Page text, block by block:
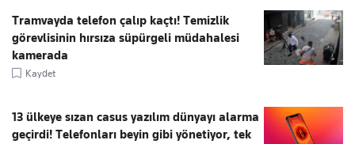
Tramvayda telefon çalıp kaçtı! Temizlik
görevlisinin hırsıza süpürgeli müdahalesi
kamerada
Kaydet
13 ülkeye sızan casus yazılım dünyayı alarma
geçirdi! Telefonları beyin gibi yönetiyor, tek